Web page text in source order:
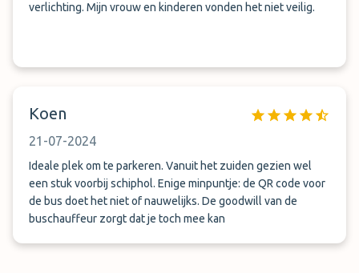
verlichting. Mijn vrouw en kinderen vonden het niet veilig.
Koen
21-07-2024
Ideale plek om te parkeren. Vanuit het zuiden gezien wel
een stuk voorbij schiphol. Enige minpuntje: de QR code voor
de bus doet het niet of nauwelijks. De goodwill van de
buschauffeur zorgt dat je toch mee kan